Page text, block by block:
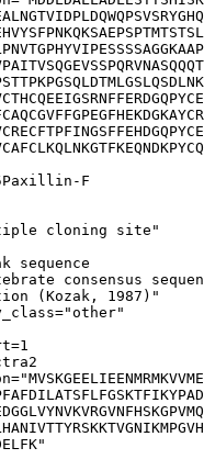
F
cloning site"
sequence
consensus
(Kozak, 1987)"